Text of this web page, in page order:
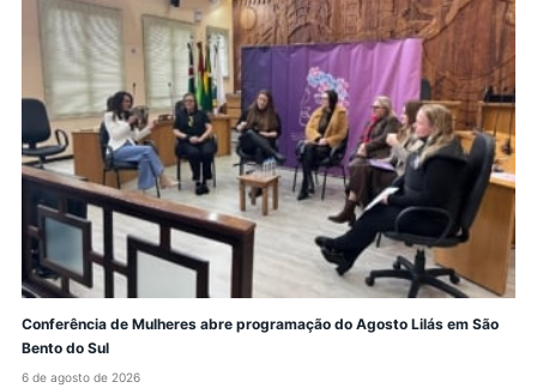
Conferência de Mulheres abre programação do Agosto Lilás em São
Bento do Sul
6 de agosto de 2026